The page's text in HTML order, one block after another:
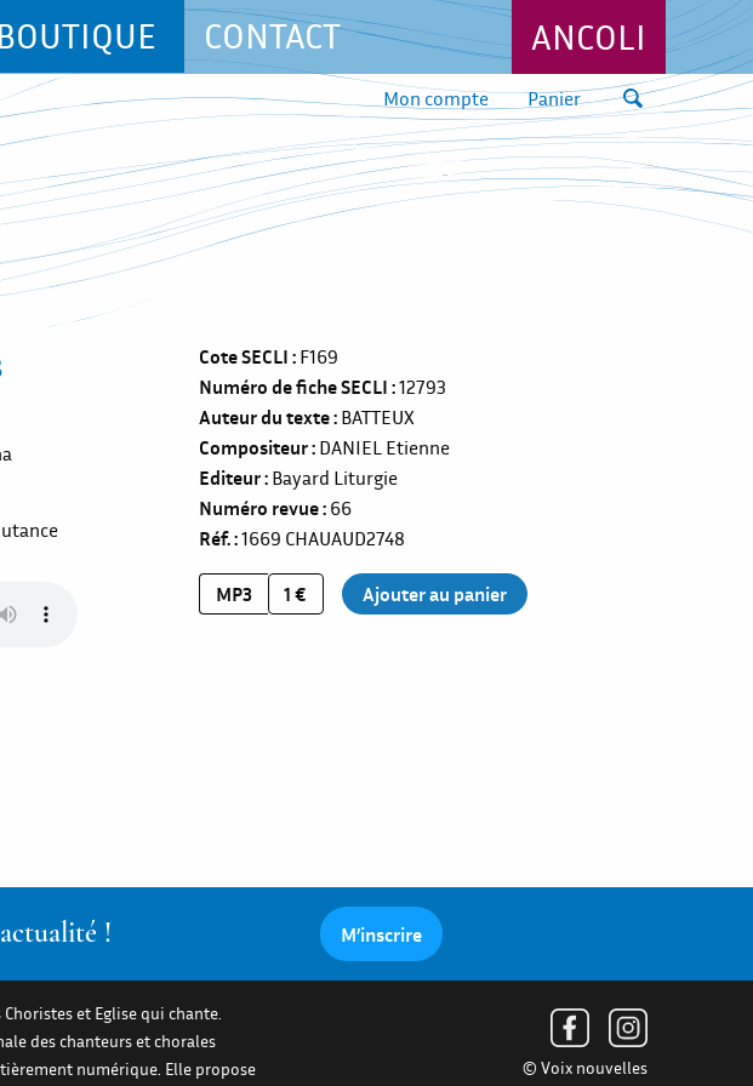
BOUTIQUE CONTACT ANCOLI
Mon compte Panier
Cote SECLI F169
Numéro de fiche SECLI 12793
Auteur du texte BATTEUX
Compositeur DANIEL Etienne
Editeur Bayard Liturgie
Numéro revue 66
Réf. 1669 CHAUAUD2748
MP3 1 €
! M’inscrire
et Eglise qui chante.
des chanteurs et chorales
numérique. Elle propose
© Voix nouvelles